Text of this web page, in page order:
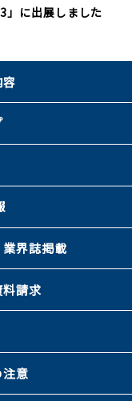
」に出展しました
界誌掲載
請求
意